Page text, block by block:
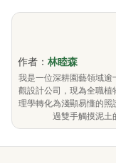
作者： 林睦森
我是一位深耕園藝領域
觀設計公司，現為全職植
理學轉化為淺顯易懂的照
過雙手觸摸泥土